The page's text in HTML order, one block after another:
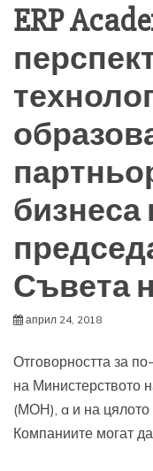
ERP
бизнеса
Съвета
април 24, 2018
Отговорността за
на Министерството
(МОН), a и на цялото
Компаниите могат